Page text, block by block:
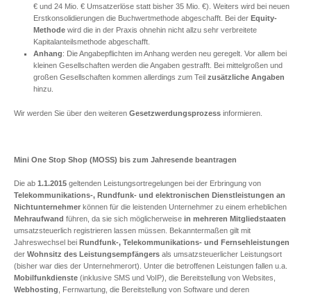
€ und 24 Mio. € Umsatzerlöse statt bisher 35 Mio. €). Weiters wird bei neuen
Erstkonsolidierungen die Buchwertmethode abgeschafft. Bei der Equity-
Methodewird die in der Praxis ohnehin nicht allzu sehr verbreitete
Kapitalanteilsmethode abgeschafft.
Anhang: Die Angabepflichten im Anhang werden neu geregelt. Vor allem bei
kleinen Gesellschaften werden die Angaben gestrafft. Bei mittelgroßen und
großen Gesellschaften kommen allerdings zum Teil zusätzliche Angaben
hinzu.
Wir werden Sie über den weiteren Gesetzwerdungsprozess informieren.
Mini One Stop Shop (MOSS) bis zum Jahresende beantragen
Die ab 1.1.2015 geltenden Leistungsortregelungen bei der Erbringung von
Telekommunikations-, Rundfunk- und elektronischen Dienstleistungen an
Nichtunternehmer können für die leistenden Unternehmer zu einem erheblichen
Mehraufwand führen, da sie sich möglicherweise in mehreren Mitgliedstaaten
umsatzsteuerlich registrieren lassen müssen. Bekanntermaßen gilt mit
Jahreswechsel bei Rundfunk-, Telekommunikations- und Fernsehleistungen
der Wohnsitz des Leistungsempfängers als umsatzsteuerlicher Leistungsort
(bisher war dies der Unternehmerort). Unter die betroffenen Leistungen fallen u.a.
Mobilfunkdienste (inklusive SMS und VoIP), die Bereitstellung von Websites,
Webhosting , Fernwartung, die Bereitstellung von Software und deren